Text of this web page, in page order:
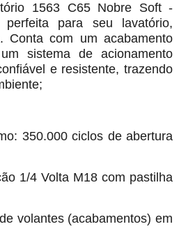
1563 C65 Nobre Soft -
para seu lavatório,
Conta com um acabamento
sistema de acionamento
e resistente, trazendo
350.000 ciclos de abertura
1/4 Volta M18 com pastilha
volantes (acabamentos) em